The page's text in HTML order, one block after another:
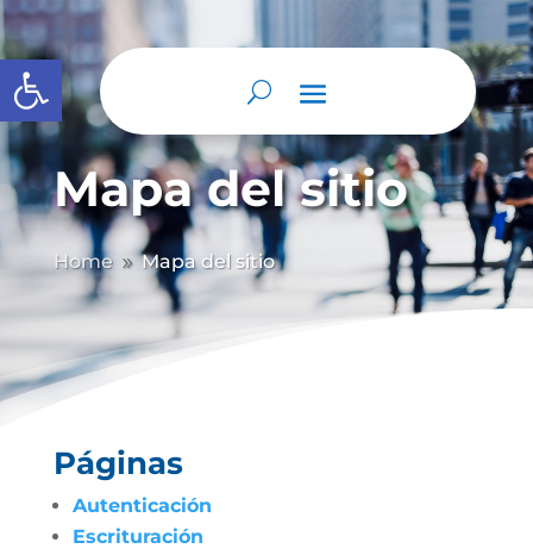
Abrir barra de herramientas
Mapa del sitio
Home 9 Mapa del sitio
Páginas
Autenticación
Escrituración